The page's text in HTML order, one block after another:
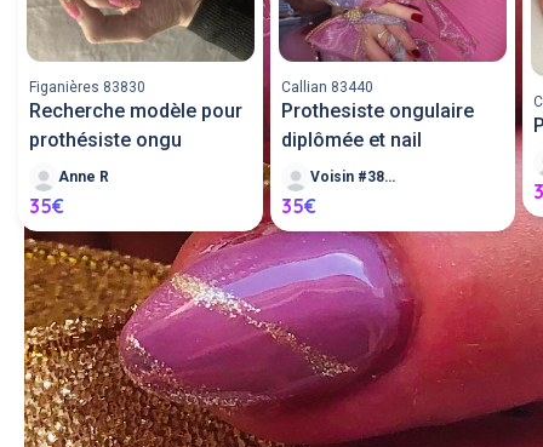
Figanières 83830
Recherche modèle pour
prothésiste ongu
Anne R
35€
Callian 83440
Prothesiste ongulaire
diplômée et nail
Voisin #384491
35€
Demande un service
d'estheticienne entre voisins ou
proposer mes services
d'estheticienne.
Poster une annonce